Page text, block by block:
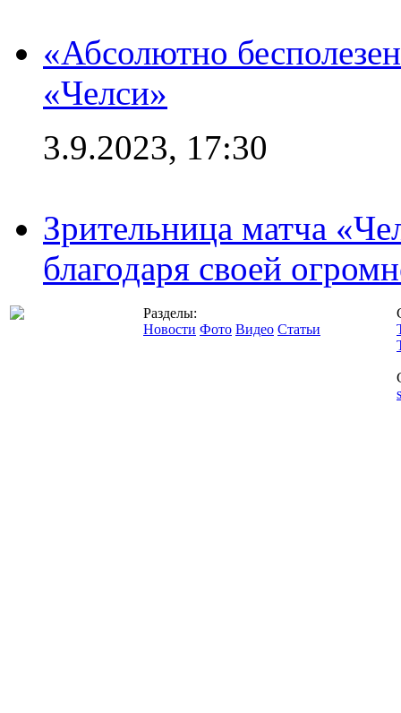
«Абсолютно
«Челси»
3.9.2023, 17:30
Зрительница матча
благодаря своей
Разделы:
Новости Фото Видео Статьи